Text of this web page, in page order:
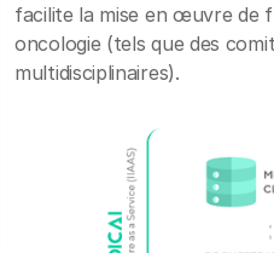
facilite la mise en œuvre de
oncologie (tels que des
multidisciplinaires).